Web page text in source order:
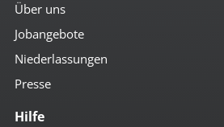
Über uns
Jobangebote
Niederlassungen
Presse
Hilfe